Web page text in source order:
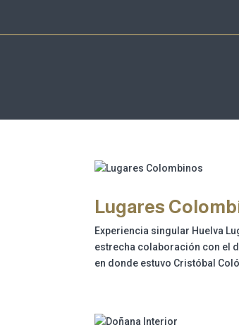
Lugares
Experiencia singular Huelva
estrecha colaboración con el
en donde estuvo Cristóbal